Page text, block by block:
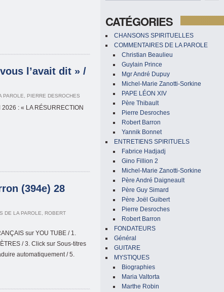
CATÉGORIES
CHANSONS SPIRITUELLES
COMMENTAIRES DE LA PAROLE
Christian Beaulieu
Guylain Prince
Mgr André Dupuy
Michel-Marie Zanotti-Sorkine
PAPE LÉON XIV
Père Thibault
Pierre Desroches
Robert Barron
Yannik Bonnet
ENTRETIENS SPIRITUELS
Fabrice Hadjadj
Gino Fillion 2
Michel-Marie Zanotti-Sorkine
Père André Daigneault
Père Guy Simard
Père Joël Guibert
Pierre Desroches
Robert Barron
FONDATEURS
Général
GUITARE
MYSTIQUES
Biographies
Maria Valtorta
Marthe Robin
l’avait dit » /
PAROLE PIERRE DESROCHES
: « LA RÉSURRECTION
(394e) 28
DE LA PAROLE
ROBERT
sur YOU TUBE / 1.
/ 3. Click sur Sous-titres
automatiquement / 5.